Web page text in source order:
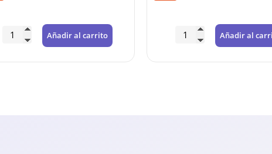
Añadir al carrito Añadir al carrito